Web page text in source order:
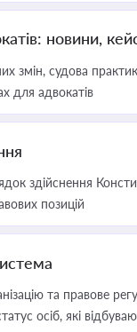
новини,
змін, судова
для адвокатів
здійснення
позицій
та правове
осіб, які